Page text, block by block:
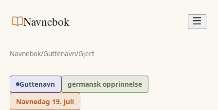
Navnebok
Navnebok/Guttenavn/Gjert
Guttenavn
germansk opprinnelse
Navnedag 19. juli